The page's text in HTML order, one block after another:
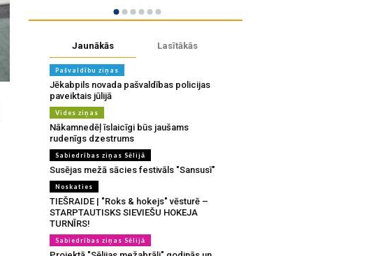
Jaunākās Lasītākās
Pašvaldību ziņas
Jēkabpils novada pašvaldības policijas
paveiktais jūlijā
Vides ziņas
Nākamnedēļ īslaicīgi būs jaušams
rudenīgs dzestrums
Sabiedrības ziņas Sēlijā
Susējas mežā sācies festivāls "Sansusī"
Noskaties
TIEŠRAIDE | "Roks & hokejs" vēsturē –
STARPTAUTISKS SIEVIEŠU HOKEJA
TURNĪRS!
Sabiedrības ziņas Sēlijā